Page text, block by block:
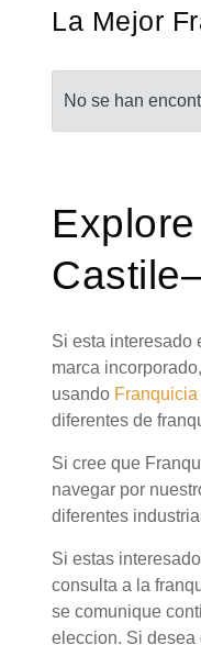
La Mejor
No se han
Si esta interesado
marca
usando
diferentes de
Si cree que
navegar por
diferentes
Si estas
consulta a la
se comunique
eleccion. Si desea